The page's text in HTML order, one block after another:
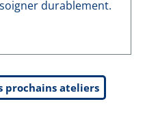
durablement.
prochains ateliers